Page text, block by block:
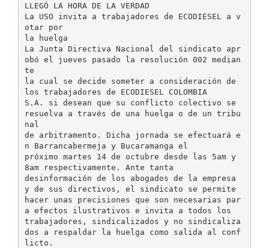
LLEGÓ LA HORA DE LA VERDAD
La USO invita a trabajadores de ECODIESEL a v
otar por
la huelga
La Junta Directiva Nacional del sindicato apr
obó el jueves pasado la resolución 002 median
te
la cual se decide someter a consideración de
los trabajadores de ECODIESEL COLOMBIA
S.A. si desean que su conflicto colectivo se
resuelva a través de una huelga o de un tribu
nal
de arbitramento. Dicha jornada se efectuará e
n Barrancabermeja y Bucaramanga el
próximo martes 14 de octubre desde las 5am y
8am respectivamente. Ante tanta
desinformación de los abogados de la empresa
y de sus directivos, el sindicato se permite
hacer unas precisiones que son necesarias par
a efectos ilustrativos e invita a todos los
trabajadores, sindicalizados y no sindicaliza
dos a respaldar la huelga como salida al conf
licto.